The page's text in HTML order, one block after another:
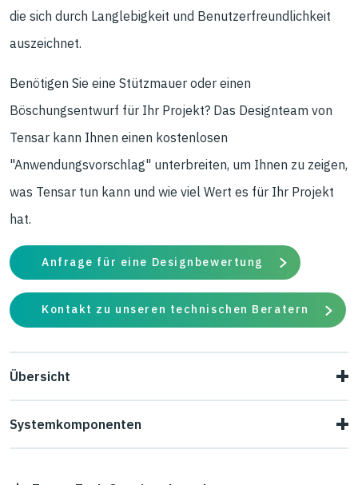
die sich durch Langlebigkeit und Benutzerfreundlichkeit
auszeichnet.
Benötigen Sie eine Stützmauer oder einen
Böschungsentwurf für Ihr Projekt? Das Designteam von
Tensar kann Ihnen einen kostenlosen
"Anwendungsvorschlag" unterbreiten, um Ihnen zu zeigen,
was Tensar tun kann und wie viel Wert es für Ihr Projekt
hat.
Anfrage für eine Designbewertung
Kontakt zu unseren technischen Beratern
Übersicht
Systemkomponenten